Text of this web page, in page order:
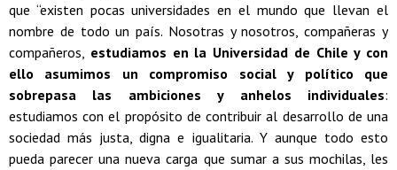
que “existen pocas universidades en el mundo que llevan el
nombre de todo un país. Nosotras y nosotros, compañeras y
compañeros, estudiamos en la Universidad de Chile y con
ello asumimos un compromiso social y político que
sobrepasa las ambiciones y anhelos individuales:
estudiamos con el propósito de contribuir al desarrollo de una
sociedad más justa, digna e igualitaria. Y aunque todo esto
pueda parecer una nueva carga que sumar a sus mochilas, les